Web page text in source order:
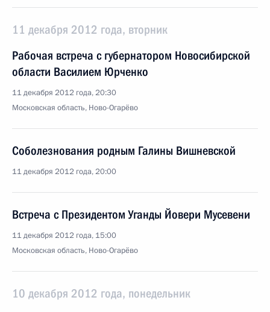
11 декабря 2012 года, вторник
Рабочая встреча с губернатором Новосибирской
области Василием Юрченко
11 декабря 2012 года, 20:30
Московская область, Ново-Огарёво
Соболезнования родным Галины Вишневской
11 декабря 2012 года, 20:00
Встреча с Президентом Уганды Йовери Мусевени
11 декабря 2012 года, 15:00
Московская область, Ново-Огарёво
10 декабря 2012 года, понедельник